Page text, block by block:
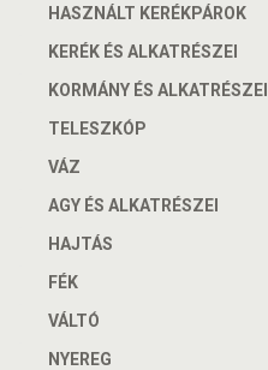
HASZNÁLT KERÉKPÁROK
KERÉK ÉS ALKATRÉSZEI
KORMÁNY ÉS ALKATRÉSZEI
TELESZKÓP
VÁZ
AGY ÉS ALKATRÉSZEI
HAJTÁS
FÉK
VÁLTÓ
NYEREG